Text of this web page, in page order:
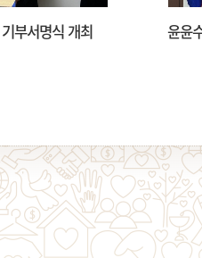
장, 발전기금 10억 원